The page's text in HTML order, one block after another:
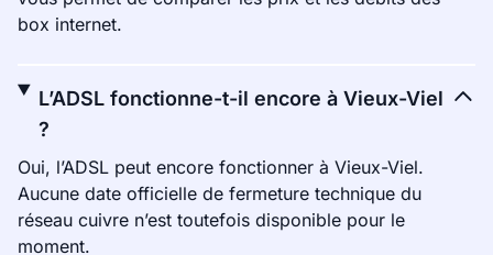
box internet.
L’ADSL fonctionne-t-il encore à Vieux-Viel
?
Oui, l’ADSL peut encore fonctionner à Vieux-Viel.
Aucune date officielle de fermeture technique du
réseau cuivre n’est toutefois disponible pour le
moment.